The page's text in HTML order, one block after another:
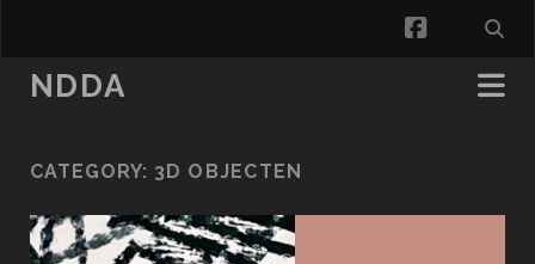
facebook
NDDA
CATEGORY: 3D OBJECTEN